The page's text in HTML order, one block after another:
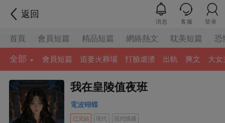
返回
消息 客服 登录
首頁 會員短篇 精品短篇 網絡熱文 耽美短篇 恐
全部 會員短篇 追妻火葬場 打臉虐渣 出軌 爽文 大女
我在皇陵值夜班
電波蝴蝶
已完結 現代 現代情感